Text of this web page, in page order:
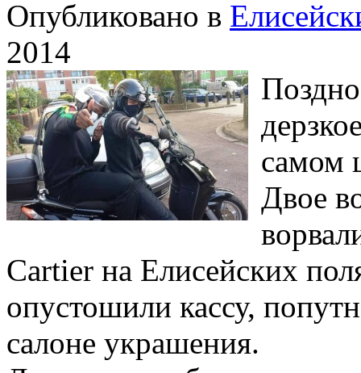
Опубликовано в
2014
самом
Двое
Cartier на Елисейских
опустошили кассу,
салоне украшения.